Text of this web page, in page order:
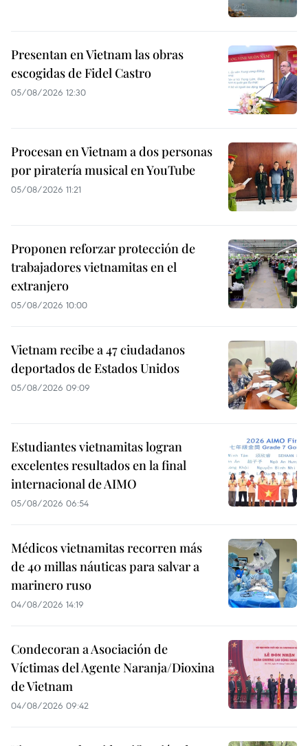
Presentan en Vietnam las obras
escogidas de Fidel Castro
05/08/2026 12:30
Procesan en Vietnam a dos personas
por piratería musical en YouTube
05/08/2026 11:21
Proponen reforzar protección de
trabajadores vietnamitas en el
extranjero
05/08/2026 10:00
Vietnam recibe a 47 ciudadanos
deportados de Estados Unidos
05/08/2026 09:09
Estudiantes vietnamitas logran
excelentes resultados en la final
internacional de AIMO
05/08/2026 06:54
Médicos vietnamitas recorren más
de 40 millas náuticas para salvar a
marinero ruso
04/08/2026 14:19
Condecoran a Asociación de
Víctimas del Agente Naranja/Dioxina
de Vietnam
04/08/2026 09:42